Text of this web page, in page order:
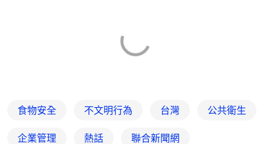
食物安全 不文明行為 台灣 公共衛生
企業管理 熱話 聯合新聞網